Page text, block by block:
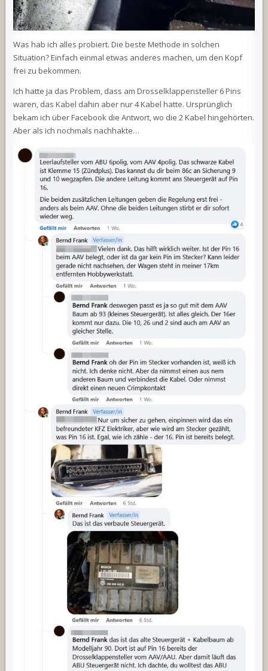
Was hab ich alles probiert. Die beste Methode in solchen
Situation? Einfach einmal etwas anderes machen, um den Kopf
frei zu bekommen.
Ich hatte ja das Problem, dass am Drosselklappensteller 6 Pins
waren, das Kabel dahin aber nur 4 Kabel hatte. Ursprünglich
bekam ich über Facebook die Antwort, wo die 2 Kabel hingehörten.
Aber als ich nochmals nachhakte…